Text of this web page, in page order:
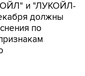
и "ЛУКОЙЛ-
должны
по